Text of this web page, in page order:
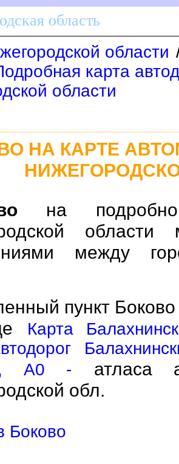
область
области
карта
области
НА КАРТЕ
на
между
пункт
Карта
A0 -
атласа
обл.
Боково